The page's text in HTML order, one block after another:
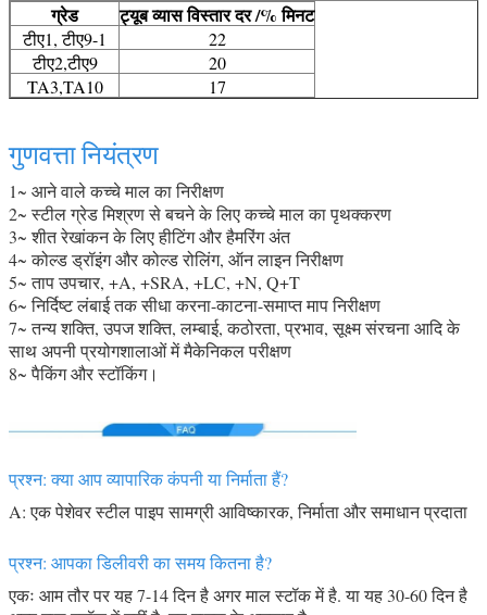
ग्रेड ट्यूब व्यास विस्तार दर /% मिनट
टीए1, टीए9-1
22
टीए2,टीए9
20
TA3,TA10
17
गुणवत्ता नियंत्रण
1~ आने वाले कच्चे माल का निरीक्षण
2~ स्टील ग्रेड मिश्रण से बचने के लिए कच्चे माल का पृथक्करण
3~ शीत रेखांकन के लिए हीटिंग और हैमरिंग अंत
4~ कोल्ड ड्रॉइंग और कोल्ड रोलिंग, ऑन लाइन निरीक्षण
5~ ताप उपचार, +A, +SRA, +LC, +N, Q+T
6~ निर्दिष्ट लंबाई तक सीधा करना-काटना-समाप्त माप निरीक्षण
7~ तन्य शक्ति, उपज शक्ति, लम्बाई, कठोरता, प्रभाव, सूक्ष्म संरचना आदि के
साथ अपनी प्रयोगशालाओं में मैकेनिकल परीक्षण
8~ पैकिंग और स्टॉकिंग।
प्रश्न: क्या आप व्यापारिक कंपनी या निर्माता हैं?
A: एक पेशेवर स्टील पाइप सामग्री आविष्कारक, निर्माता और समाधान प्रदाता
प्रश्न: आपका डिलीवरी का समय कितना है?
एकः आम तौर पर यह 7-14 दिन है अगर माल स्टॉक में है. या यह 30-60 दिन है